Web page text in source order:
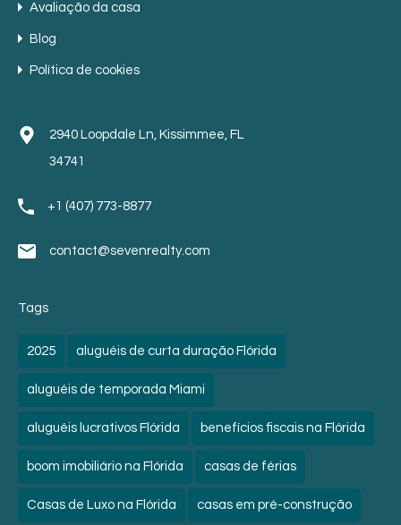
Avaliação da casa
Blog
Política de cookies
2940 Loopdale Ln, Kissimmee, FL
34741
+1 (407) 773-8877
contact@sevenrealty.com
Tags
2025 aluguéis de curta duração Flórida
aluguéis de temporada Miami
aluguéis lucrativos Flórida benefícios fiscais na Flórida
boom imobiliário na Flórida casas de férias
Casas de Luxo na Flórida casas em pré-construção